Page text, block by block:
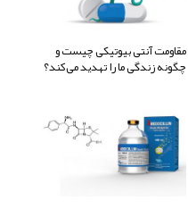
مقاومت آنتی بیوتیکی چیست و
چگونه زندگی ما را تهدید می‌کند؟